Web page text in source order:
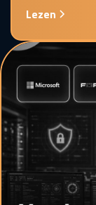
Lezen